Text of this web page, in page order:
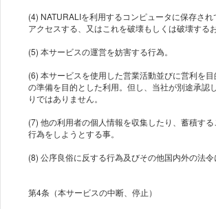
(4) NATURALIを利用するコンピュータに保存さ
アクセスする、又はこれを破壊もしくは破壊する
(5) 本サービスの運営を妨害する行為。
(6) 本サービスを使用した営業活動並びに営利を
の準備を目的とした利用。但し、当社が別途承認
りではありません。
(7) 他の利用者の個人情報を収集したり、蓄積す
行為をしようとする事。
(8) 公序良俗に反する行為及びその他国内外の法令
第4条（本サービスの中断、停止）